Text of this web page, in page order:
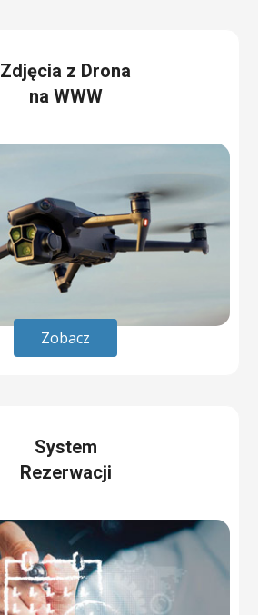
Zdjęcia z Drona
na WWW
Zobacz
System
Rezerwacji